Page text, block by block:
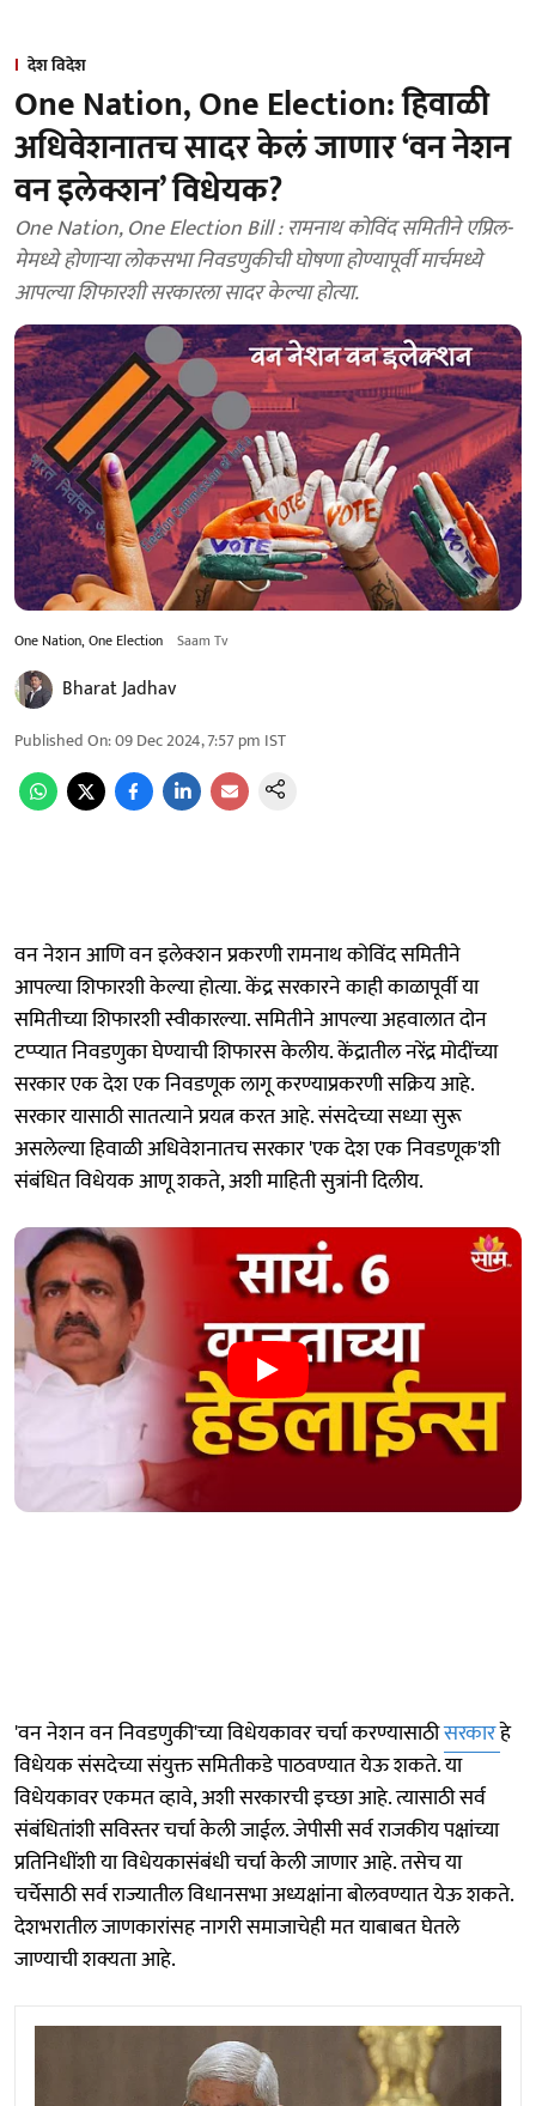
देश विदेश
One Nation, One Election: हिवाळी
अधिवेशनातच सादर केलं जाणार ‘वन नेशन
वन इलेक्शन’ विधेयक?
One Nation, One Election Bill : रामनाथ कोविंद समितीने एप्रिल-
मेमध्ये होणाऱ्या लोकसभा निवडणुकीची घोषणा होण्यापूर्वी मार्चमध्ये
आपल्या शिफारशी सरकारला सादर केल्या होत्या.
One Nation, One Election Saam Tv
Bharat Jadhav
Published On:09 Dec 2024, 7:57 pm IST
वन नेशन आणि वन इलेक्शन प्रकरणी रामनाथ कोविंद समितीने
आपल्या शिफारशी केल्या होत्या. केंद्र सरकारने काही काळापूर्वी या
समितीच्या शिफारशी स्वीकारल्या. समितीने आपल्या अहवालात दोन
टप्प्यात निवडणुका घेण्याची शिफारस केलीय. केंद्रातील नरेंद्र मोदींच्या
सरकार एक देश एक निवडणूक लागू करण्याप्रकरणी सक्रिय आहे.
सरकार यासाठी सातत्याने प्रयत्न करत आहे. संसदेच्या सध्या सुरू
असलेल्या हिवाळी अधिवेशनातच सरकार 'एक देश एक निवडणूक'शी
संबंधित विधेयक आणू शकते, अशी माहिती सुत्रांनी दिलीय.
'वन नेशन वन निवडणुकी'च्या विधेयकावर चर्चा करण्यासाठीसरकारहे
विधेयक संसदेच्या संयुक्त समितीकडे पाठवण्यात येऊ शकते. या
विधेयकावर एकमत व्हावे, अशी सरकारची इच्छा आहे. त्यासाठी सर्व
संबंधितांशी सविस्तर चर्चा केली जाईल. जेपीसी सर्व राजकीय पक्षांच्या
प्रतिनिधींशी या विधेयकासंबंधी चर्चा केली जाणार आहे. तसेच या
चर्चेसाठी सर्व राज्यातील विधानसभा अध्यक्षांना बोलवण्यात येऊ शकते.
देशभरातील जाणकारांसह नागरी समाजाचेही मत याबाबत घेतले
जाण्याची शक्यता आहे.